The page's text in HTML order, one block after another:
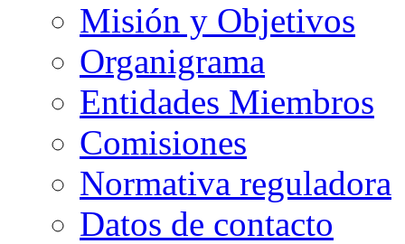
Misión y Objetivos
Organigrama
Entidades Miembros
Comisiones
Normativa reguladora
Datos de contacto